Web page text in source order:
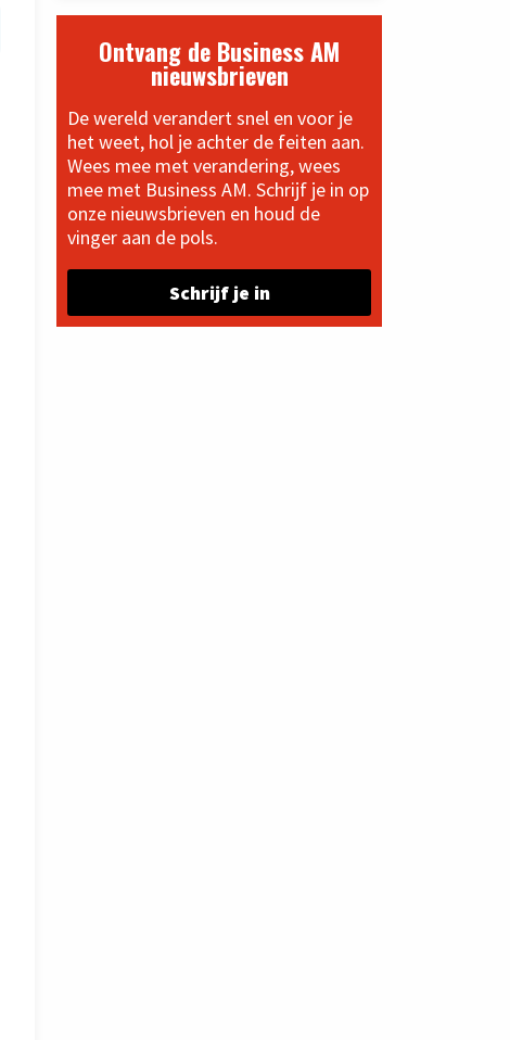
Ontvang de Business AM
nieuwsbrieven
De wereld verandert snel en voor je
het weet, hol je achter de feiten aan.
Wees mee met verandering, wees
mee met Business AM. Schrijf je in op
onze nieuwsbrieven en houd de
vinger aan de pols.
Schrijf je in